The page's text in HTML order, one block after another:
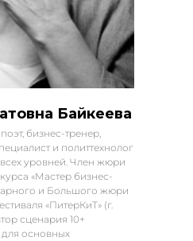
Байкеева
бизнес-тренер,
и политтехнолог
уровней. Член жюри
«Мастер бизнес-
и Большого жюри
«ПитерКиТ» (г.
сценария 10+
основных